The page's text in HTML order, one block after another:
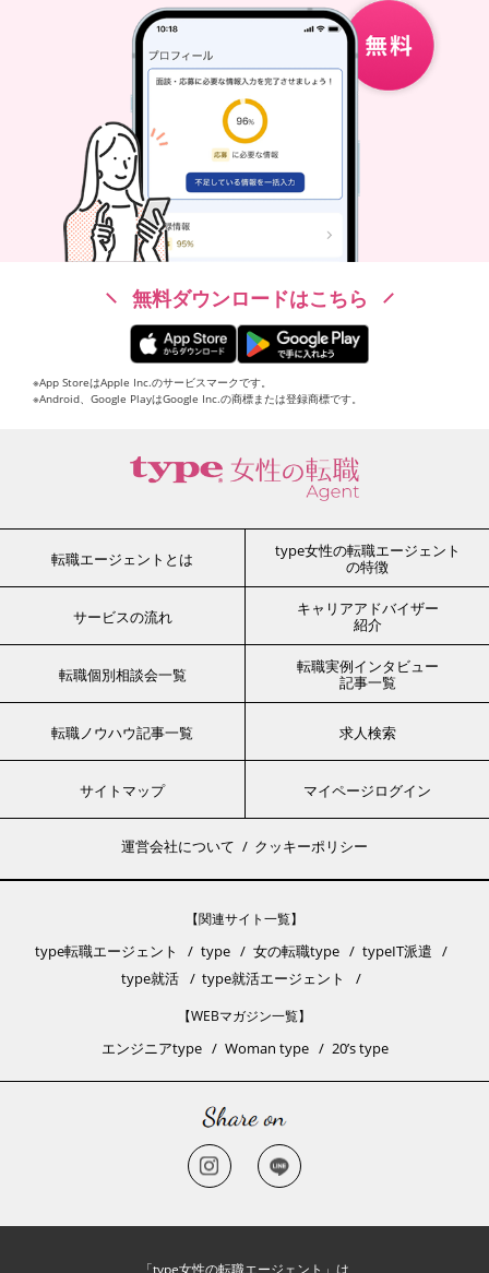
無料ダウンロードはこちら
※App StoreはApple Inc.のサービスマークです。
※Android、Google PlayはGoogle Inc.の商標または登録商標です。
転職エージェントとは
type女性の転職エージェント
の特徴
サービスの流れ
キャリアアドバイザー
紹介
転職個別相談会一覧
転職実例インタビュー
記事一覧
転職ノウハウ記事一覧 求人検索
サイトマップ マイページログイン
運営会社について クッキーポリシー
【関連サイト一覧】
type転職エージェント type 女の転職type
typeIT派遣
type就活
type就活エージェント
【WEBマガジン一覧】
エンジニアtype Woman type 20’s type
「type女性の転職エージェント」は